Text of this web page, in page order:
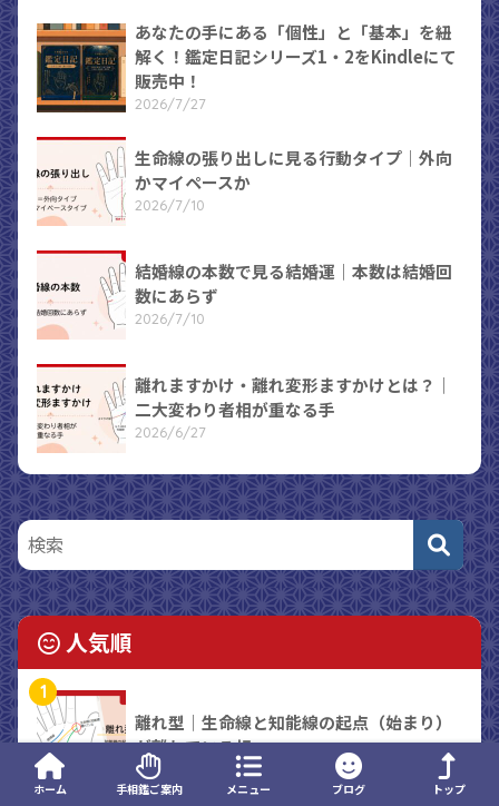
あなたの手にある「個性」と「基本」を紐
解く！鑑定日記シリーズ1・2をKindleにて
販売中！
2026/7/27
生命線の張り出しに見る行動タイプ｜外向
かマイペースか
2026/7/10
結婚線の本数で見る結婚運｜本数は結婚回
数にあらず
2026/7/10
離れますかけ・離れ変形ますかけとは？｜
二大変わり者相が重なる手
2026/6/27
人気順
1
離れ型｜生命線と知能線の起点（始まり）
が離れている相
ホーム 手相鑑ご案内 メニュー ブログ トップ